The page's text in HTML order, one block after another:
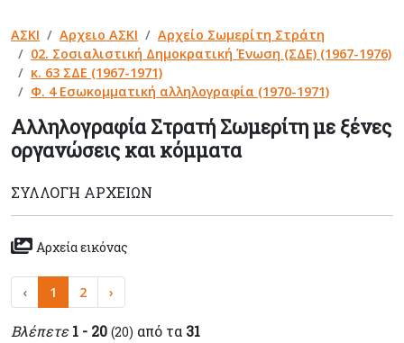
ΑΣΚΙ Αρχειο ΑΣΚΙ
Αρχείο Σωμερίτη Στράτη
02. Σοσιαλιστική Δημοκρατική Ένωση (ΣΔΕ) (1967-1976)
κ. 63 ΣΔΕ (1967-1971)
Φ. 4 Εσωκομματική αλληλογραφία (1970-1971)
Αλληλογραφία Στρατή Σωμερίτη με ξένες
οργανώσεις και κόμματα
ΣΥΛΛΟΓΉ ΑΡΧΕΊΩΝ
Αρχεία εικόνας
‹ 1 2 ›
Βλέπετε 1 - 20 (20) από τα 31